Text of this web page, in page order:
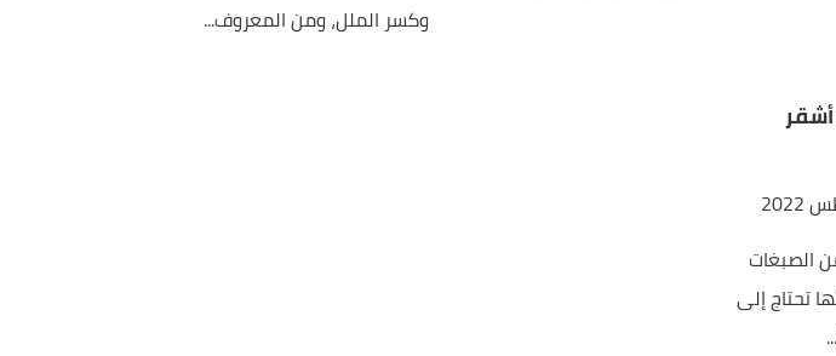
الصبغات
تحتاج إلى
وكسر الملل، ومن المعروف...